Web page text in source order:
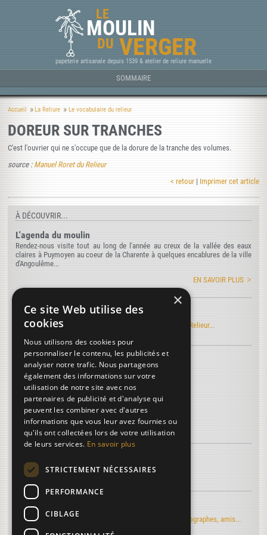
LE
MOULIN
DU VERGER
papeterie artisanale depuis 1539 & atelier de reliure manuelle
SOMMAIRE
Accueil La Reliure Le vocabulaire du relieur
DOREUR SUR TRANCHES
C'est l'ouvrier qui ne s'occupe que de la dorure de la tranche des volumes.
source : Manuel Roret du Relieur
< retour | Imprimer cet article
À DÉCOUVRIR...
L'agenda du moulin
Rendez-nous visite tout au long de l'année au creux de la vallée des eaux
claires à Puymoyen au coeur de la Charente à quelques encablures de la ville
d'Angoulême...
EN SAVOIR PLUS
Manuel Roret du Relieur
Découvrez l'édition électronique du manuel Roret du Relieur...
Découvrez le vocabulaire de la reliure ...
Cisaille
Cousoir
Maroquin (cuir)
Plus de termes...
Article de Art & Métiers du Livre
Regards d'artistes...
Le moulin du Verger vu par les artistes-peintres, photographes, amis...
×
Ce site Web utilise des
cookies
Nous utilisons des cookies pour
personnaliser le contenu, les publicités et
analyser notre trafic. Nous partageons
également des informations sur votre
utilisation de notre site avec nos
partenaires de publicité et d'analyse qui
peuvent les combiner avec d'autres
informations que vous leur avez fournies ou
qu'ils ont collectées lors de votre utilisation
de leurs services. En savoir plus
STRICTEMENT NÉCESSAIRES
PERFORMANCE
CIBLAGE